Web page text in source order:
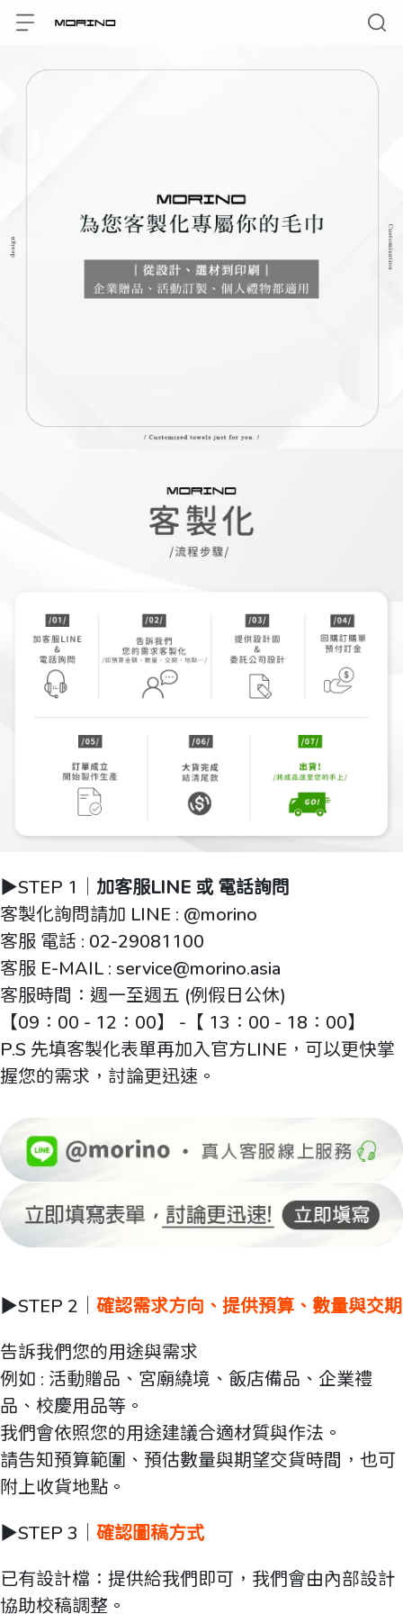
▶️STEP 1｜ 加客服LINE 或 電話詢問
客製化詢問請加 LINE : @morino
客服 電話 : 02-29081100
客服 E-MAIL : service@morino.asia
客服時間：週一至週五 (例假日公休)
【09：00 - 12：00】 -【 13：00 - 18：00】
P.S 先填客製化表單再加入官方LINE，可以更快掌
握您的需求，討論更迅速。
▶️STEP 2｜ 確認需求方向、提供預算、數量與交期
告訴我們您的用途與需求
例如 : 活動贈品、宮廟繞境、飯店備品、企業禮
品、校慶用品等。
我們會依照您的用途建議合適材質與作法。
請告知預算範圍、預估數量與期望交貨時間，也可
附上收貨地點。
▶️STEP 3｜ 確認圖稿方式
已有設計檔：提供給我們即可，我們會由內部設計
協助校稿調整。